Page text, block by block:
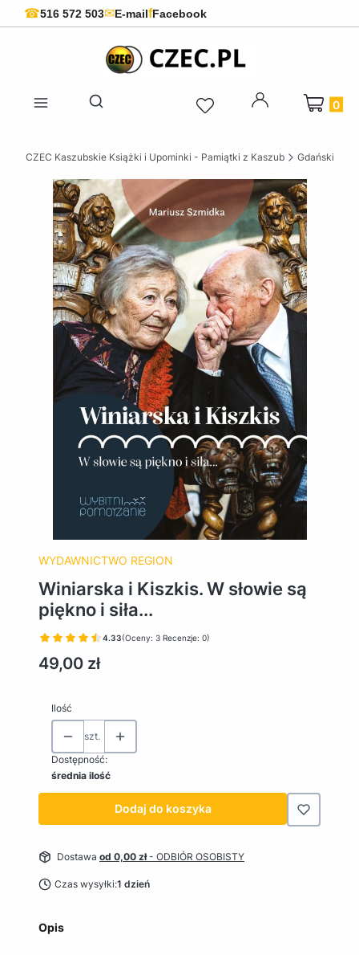
☎516 572 503✉E-mailfFacebook
Otwórz wyszukiwarkę
Produkty
CZEC Kaszubskie Książki i Upominki - Pamiątki z Kaszub Gdańskie
WYDAWNICTWO REGION
Winiarska i Kiszkis. W słowie są
piękno i siła...
4.33(Oceny: 3 Recenzje: 0)
Cena
49,00 zł
Ilość
szt.
Dostępność:
średnia ilość
Dodaj do koszyka
Dostawa od 0,00 zł- ODBIÓR OSOBISTY
Czas wysyłki:1 dzień
Opis